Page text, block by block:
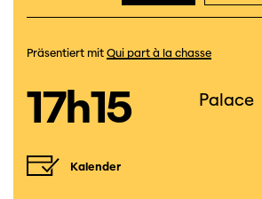
Präsentiert mit Qui part à la chasse
17h15 Palace
Kalender